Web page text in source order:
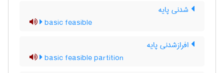
شدنی پایه
basic feasible
افرازشدنی پایه
basic feasible partition